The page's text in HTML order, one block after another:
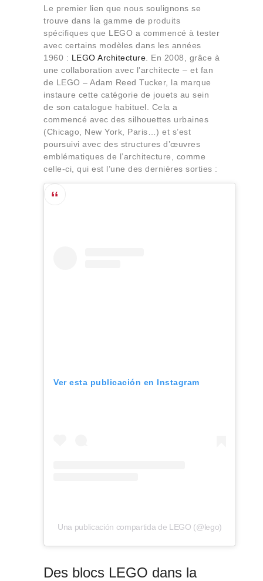
Le premier lien que nous soulignons se
trouve dans la gamme de produits
spécifiques que LEGO a commencé à tester
avec certains modèles dans les années
1960 : LEGO Architecture . En 2008, grâce à
une collaboration avec l’architecte – et fan
de LEGO – Adam Reed Tucker, la marque
instaure cette catégorie de jouets au sein
de son catalogue habituel. Cela a
commencé avec des silhouettes urbaines
(Chicago, New York, Paris…) et s’est
poursuivi avec des structures d’œuvres
emblématiques de l’architecture, comme
celle-ci, qui est l’une des dernières sorties :
Ver esta publicación en Instagram
Una publicación compartida de LEGO (@lego)
Des blocs LEGO dans la